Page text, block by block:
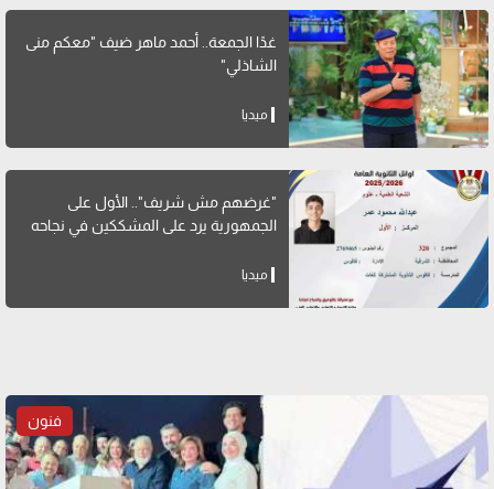
غدًا الجمعة.. أحمد ماهر ضيف "معكم منى
الشاذلي"
ميديا
"غرضهم مش شريف".. الأول على
الجمهورية يرد على المشككين في نجاحه
ميديا
فنون